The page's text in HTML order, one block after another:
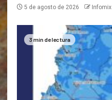
5 de agosto de 2026 Infomix
3 min de lectura